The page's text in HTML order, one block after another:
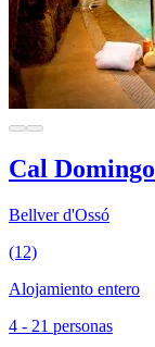
Cal Domingo
Bellver d'Ossó
(12)
Alojamiento entero
4 - 21 personas